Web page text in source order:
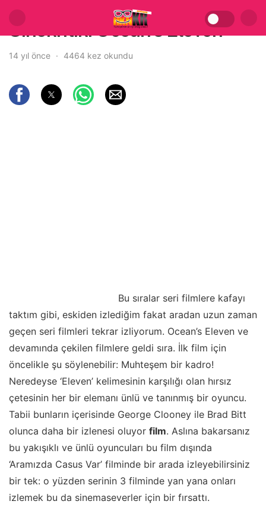
Sinekritik: Ocean’s Eleven
14 yıl önce 4464 kez okundu
Bu sıralar seri filmlere kafayı
taktım gibi, eskiden izlediğim fakat aradan uzun zaman
geçen seri filmleri tekrar izliyorum. Ocean’s Eleven ve
devamında çekilen filmlere geldi sıra. İlk film için
öncelikle şu söylenebilir: Muhteşem bir kadro!
Neredeyse ‘Eleven’ kelimesinin karşılığı olan hırsız
çetesinin her bir elemanı ünlü ve tanınmış bir oyuncu.
Tabii bunların içerisinde George Clooney ile Brad Bitt
olunca daha bir izlenesi oluyor film. Aslına bakarsanız
bu yakışıklı ve ünlü oyuncuları bu film dışında
‘Aramızda Casus Var’ filminde bir arada izleyebilirsiniz
bir tek: o yüzden serinin 3 filminde yan yana onları
izlemek bu da sinemaseverler için bir fırsattı.